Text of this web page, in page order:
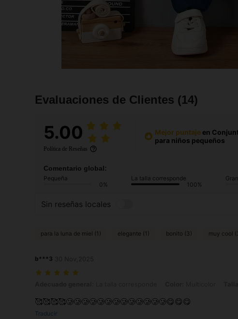
Evaluaciones de Clientes (14)
5.00
Política de Reseñas
Mejor puntaje en
para niños pequeños
Comentario global:
Pequeña
0%
La talla corresponde
100%
Sin reseñas locales
para la luna de miel (1) elegante (1) bonito (3) muy cool
b***3
🥰🥰🥰🥰🥲🥲🥲🥲🥲🥲🥲🥲🥲🥲🥲🥲🥲😋😋😋
Traducir